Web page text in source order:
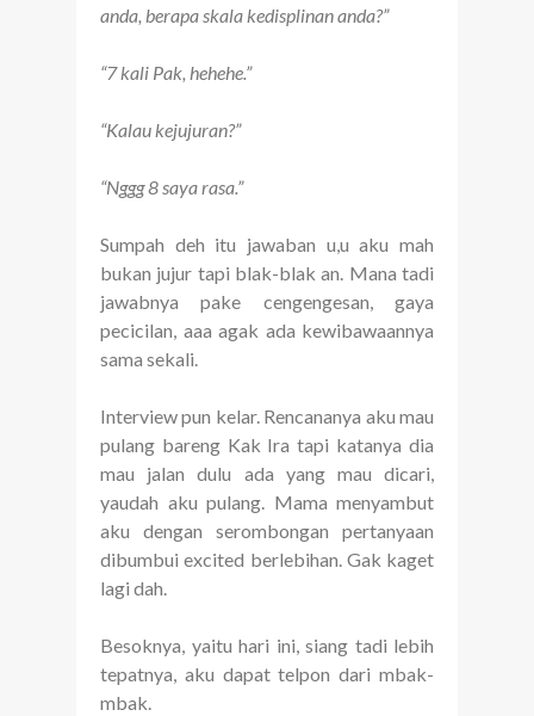
anda, berapa skala kedisplinan anda?”
“7 kali Pak, hehehe.”
“Kalau kejujuran?”
“Nggg 8 saya rasa.”
Sumpah deh itu jawaban u,u aku mah
bukan jujur tapi blak-blak an. Mana tadi
jawabnya pake cengengesan, gaya
pecicilan, aaa agak ada kewibawaannya
sama sekali.
Interview pun kelar. Rencananya aku mau
pulang bareng Kak Ira tapi katanya dia
mau jalan dulu ada yang mau dicari,
yaudah aku pulang. Mama menyambut
aku dengan serombongan pertanyaan
dibumbui excited berlebihan. Gak kaget
lagi dah.
Besoknya, yaitu hari ini, siang tadi lebih
tepatnya, aku dapat telpon dari mbak-
mbak.